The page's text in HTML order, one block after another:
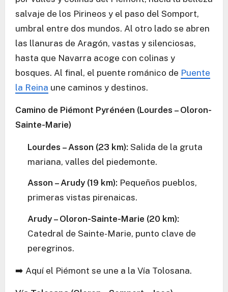
salvaje de los Pirineos y el paso del Somport,
umbral entre dos mundos. Al otro lado se abren
las llanuras de Aragón, vastas y silenciosas,
hasta que Navarra acoge con colinas y
bosques. Al final, el puente románico de Puente
la Reina une caminos y destinos.
Camino de Piémont Pyrénéen (Lourdes – Oloron-
Sainte-Marie)
Lourdes – Asson (23 km): Salida de la gruta
mariana, valles del piedemonte.
Asson – Arudy (19 km): Pequeños pueblos,
primeras vistas pirenaicas.
Arudy – Oloron-Sainte-Marie (20 km):
Catedral de Sainte-Marie, punto clave de
peregrinos.
➡️ Aquí el Piémont se une a la Vía Tolosana.